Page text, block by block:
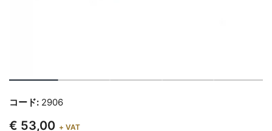
コード: 2906
€ 53,00 + VAT